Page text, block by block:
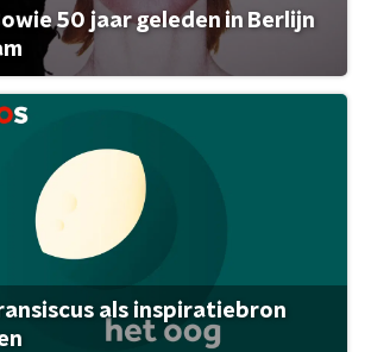
50 jaar geleden in Berlijn
als inspiratiebron